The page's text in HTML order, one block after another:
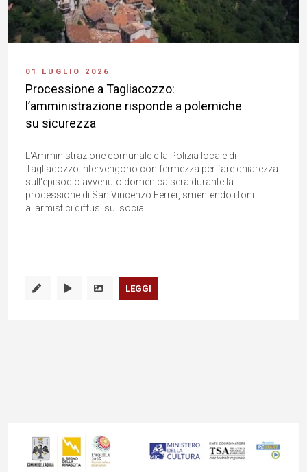
01 LUGLIO 2026
Processione a Tagliacozzo:
l’amministrazione risponde a polemiche
su sicurezza
L'Amministrazione comunale e la Polizia locale di
Tagliacozzo intervengono con fermezza per fare chiarezza
sull'episodio avvenuto domenica sera durante la
processione di San Vincenzo Ferrer, smentendo i toni
allarmistici diffusi sui social...
LEGGI